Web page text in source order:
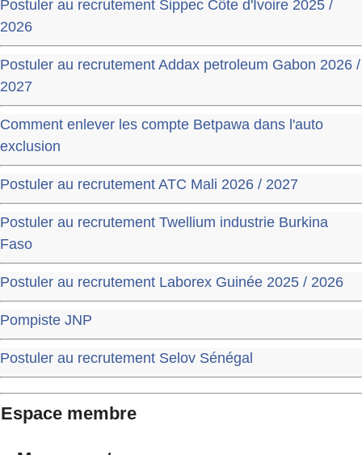
Postuler au recrutement Sippec Côte d'Ivoire 2025 /
2026
Postuler au recrutement Addax petroleum Gabon 2026 /
2027
Comment enlever les compte Betpawa dans l'auto
exclusion
Postuler au recrutement ATC Mali 2026 / 2027
Postuler au recrutement Twellium industrie Burkina
Faso
Postuler au recrutement Laborex Guinée 2025 / 2026
Pompiste JNP
Postuler au recrutement Selov Sénégal
Espace membre